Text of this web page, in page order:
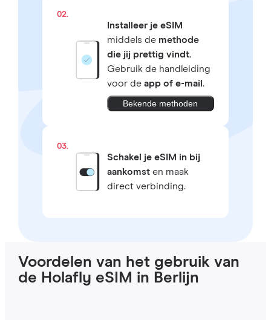
02.
Installeer je eSIM
middels de methode
die jij prettig vindt.
Gebruik de handleiding
voor de app of e-mail .
Bekende methoden
03.
Schakel je eSIM in bij
aankomsten maak
direct verbinding.
Voordelen van het gebruik van
de Holafly eSIM in Berlijn